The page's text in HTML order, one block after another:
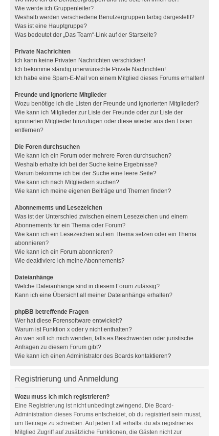
Wie werde ich Gruppenleiter?
Weshalb werden verschiedene Benutzergruppen farbig dargestellt?
Was ist eine Hauptgruppe?
Was bedeutet der „Das Team“-Link auf der Startseite?
Private Nachrichten
Ich kann keine Privaten Nachrichten verschicken!
Ich bekomme ständig unerwünschte Private Nachrichten!
Ich habe eine Spam-E-Mail von einem Mitglied dieses Forums erhalten!
Freunde und ignorierte Mitglieder
Wozu benötige ich die Listen der Freunde und ignorierten Mitglieder?
Wie kann ich Mitglieder zur Liste der Freunde oder zur Liste der
ignorierten Mitglieder hinzufügen oder diese wieder aus den Listen
entfernen?
Die Foren durchsuchen
Wie kann ich ein Forum oder mehrere Foren durchsuchen?
Weshalb erhalte ich bei der Suche keine Ergebnisse?
Warum bekomme ich bei der Suche eine leere Seite?
Wie kann ich nach Mitgliedern suchen?
Wie kann ich meine eigenen Beiträge und Themen finden?
Abonnements und Lesezeichen
Was ist der Unterschied zwischen einem Lesezeichen und einem
Abonnements für ein Thema oder Forum?
Wie kann ich ein Lesezeichen auf ein Thema setzen oder ein Thema
abonnieren?
Wie kann ich ein Forum abonnieren?
Wie deaktiviere ich meine Abonnements?
Dateianhänge
Welche Dateianhänge sind in diesem Forum zulässig?
Kann ich eine Übersicht all meiner Dateianhänge erhalten?
phpBB betreffende Fragen
Wer hat diese Forensoftware entwickelt?
Warum ist Funktion x oder y nicht enthalten?
An wen soll ich mich wenden, falls es Beschwerden oder juristische
Anfragen zu diesem Forum gibt?
Wie kann ich einen Administrator des Boards kontaktieren?
Registrierung und Anmeldung
Wozu muss ich mich registrieren?
Eine Registrierung ist nicht unbedingt zwingend. Die Board-
Administration dieses Forums entscheidet, ob du registriert sein musst,
um Beiträge zu schreiben. Auf jeden Fall erhältst du als registriertes
Mitglied Zugriff auf zusätzliche Funktionen, die Gästen nicht zur